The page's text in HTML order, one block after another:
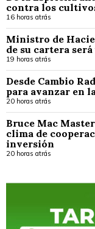
contra los
16 horas atrás
Ministro de
de su cartera
19 horas atrás
Desde Cambio
para avanzar en
20 horas atrás
Bruce Mac
clima de
inversión
20 horas atrás